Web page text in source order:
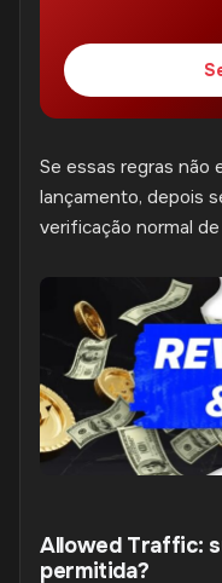
Se essas regras não
lançamento, depois
verificação normal
Allowed Traffic:
permitida?